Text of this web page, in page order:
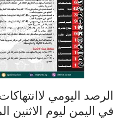
الرصد اليومي